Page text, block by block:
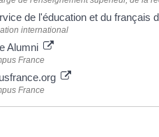
de l'éducation et du français
international
Alumni
France
France